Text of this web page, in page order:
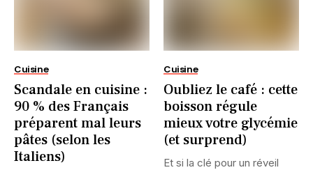
Cuisine
Scandale en cuisine :
90 % des Français
préparent mal leurs
pâtes (selon les
Italiens)
Cuisine
Oubliez le café : cette
boisson régule
mieux votre glycémie
(et surprend)
Et si la clé pour un réveil